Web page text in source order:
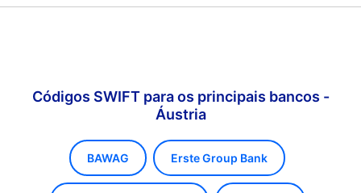
Códigos SWIFT para os principais bancos -
Áustria
BAWAG Erste Group Bank